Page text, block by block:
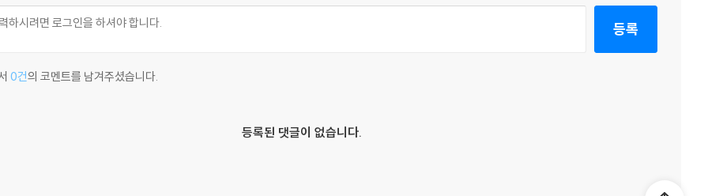
등록
0건의 코멘트를 남겨주셨습니다.
등록된 댓글이 없습니다.